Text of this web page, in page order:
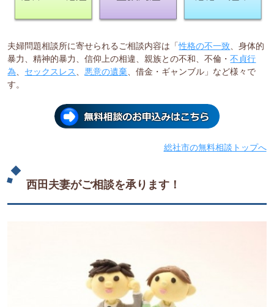
夫婦問題相談所に寄せられるご相談内容は「性格の不一致 、身体的
暴力、精神的暴力、信仰上の相違、親族との不和、不倫・不貞行
為
セックスレス 悪意の遺棄 、借金・ギャンブル」など様々で
す。
総社市の無料相談トップへ
西田夫妻がご相談を承ります！